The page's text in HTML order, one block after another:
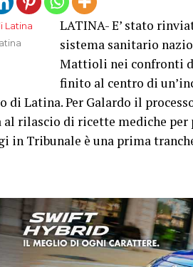
LATINA- E’ stato
sistema sanitario
Mattioli nei confronti
finito al centro di
di Latina. Per Galardo il
al rilascio di ricette mediche
in Tribunale è una prima